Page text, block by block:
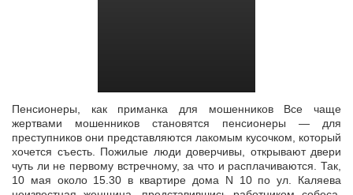
Пенсионеры, как приманка для мошенников Все чаще
жертвами мошенников становятся пенсионеры — для
преступников они представляются лакомым кусочком, который
хочется съесть. Пожилые люди доверчивы,
открывают двери
чуть ли не первому встречному, за что и расплачиваются. Так,
10 мая около 15.30 в квартире дома N 10 по ул. Каляева